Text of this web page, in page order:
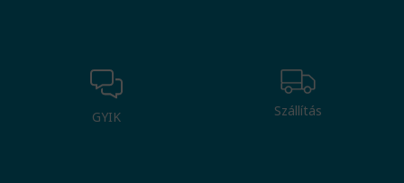
GYIK Szállítás